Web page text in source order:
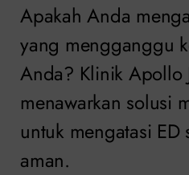
Apakah Anda
yang mengganggu
Anda? Klinik Apollo
menawarkan solusi
untuk mengatasi ED
aman.